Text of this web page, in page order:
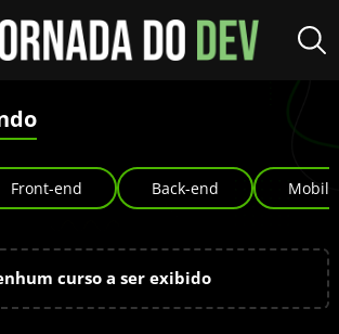
Front-end Back-end
curso a ser exibido